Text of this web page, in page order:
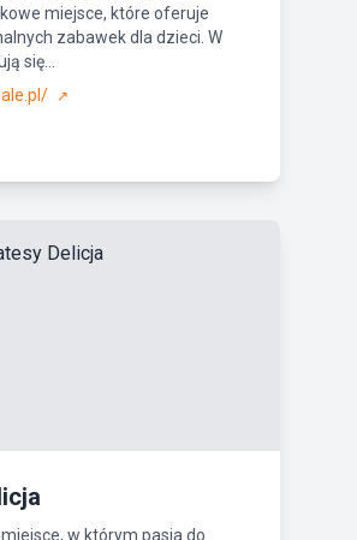
miejsce, które oferuje
zabawek dla dzieci. W
się...
↗
w którym pasja do